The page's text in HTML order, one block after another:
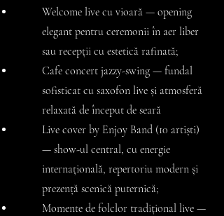
​Welcome live cu vioară — opening
elegant pentru ceremonii în aer liber
sau recepții cu estetică rafinată;
Cafe concert jazzy-swing — fundal
sofisticat cu saxofon live și atmosferă
relaxată de început de seară
Live cover by Enjoy Band (10 artiști)
— show-ul central, cu energie
internațională, repertoriu modern și
prezență scenică puternică;
Momente de folclor tradițional live —